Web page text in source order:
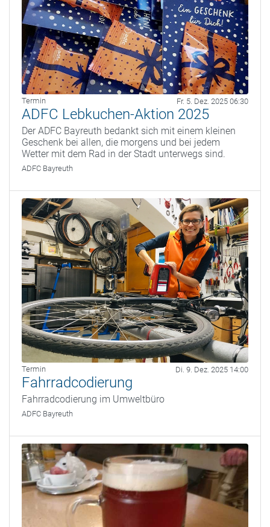
Termin Fr. 5. Dez. 2025 06:30
ADFC Lebkuchen-Aktion 2025
Der ADFC Bayreuth bedankt sich mit einem kleinen
Geschenk bei allen, die morgens und bei jedem
Wetter mit dem Rad in der Stadt unterwegs sind.
ADFC Bayreuth
Termin Di. 9. Dez. 2025 14:00
Fahrradcodierung
Fahrradcodierung im Umweltbüro
ADFC Bayreuth